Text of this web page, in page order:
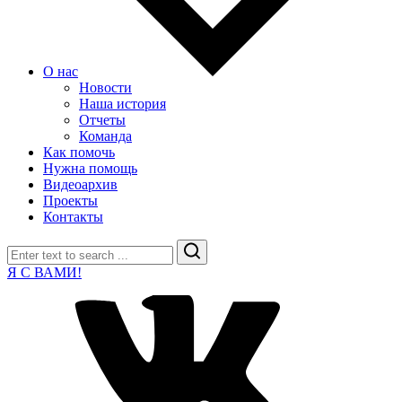
О нас
Новости
Наша история
Отчеты
Команда
Как помочь
Нужна помощь
Видеоархив
Проекты
Контакты
Search
Я С ВАМИ!